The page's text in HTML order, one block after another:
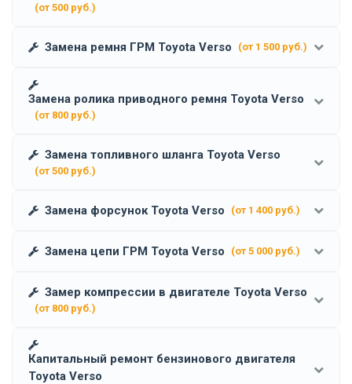
(от 500 руб.)
Замена ремня ГРМ Toyota Verso (от 1 500 руб.)
Замена ролика приводного ремня Toyota Verso
(от 800 руб.)
Замена топливного шланга Toyota Verso
(от 500 руб.)
Замена форсунок Toyota Verso (от 1 400 руб.)
Замена цепи ГРМ Toyota Verso (от 5 000 руб.)
Замер компрессии в двигателе Toyota Verso
(от 800 руб.)
Капитальный ремонт бензинового двигателя
Toyota Verso